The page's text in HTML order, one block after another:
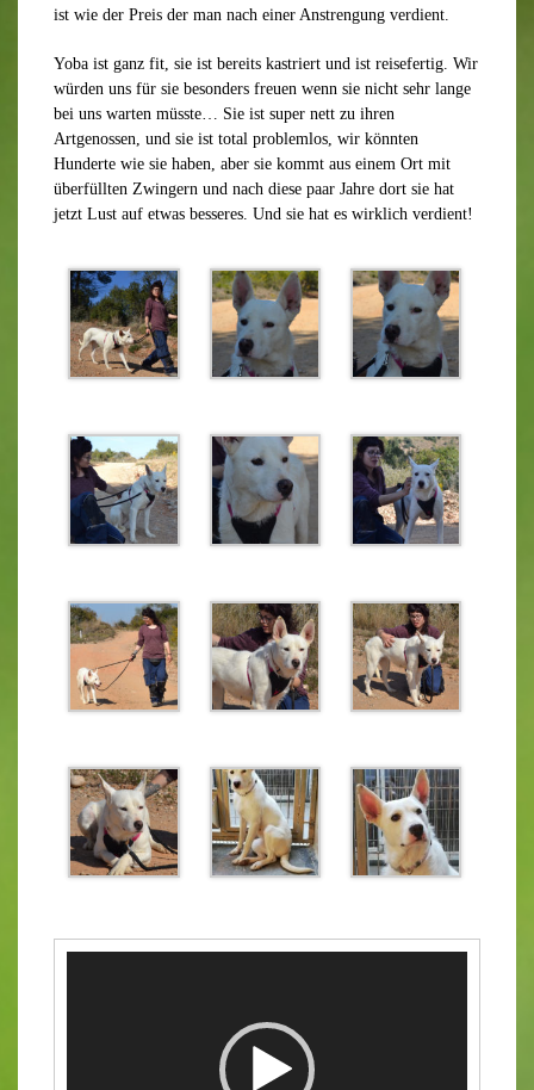
ist wie der Preis der man nach einer Anstrengung verdient.
Yoba ist ganz fit, sie ist bereits kastriert und ist reisefertig. Wir
würden uns für sie besonders freuen wenn sie nicht sehr lange
bei uns warten müsste… Sie ist super nett zu ihren
Artgenossen, und sie ist total problemlos, wir könnten
Hunderte wie sie haben, aber sie kommt aus einem Ort mit
überfüllten Zwingern und nach diese paar Jahre dort sie hat
jetzt Lust auf etwas besseres. Und sie hat es wirklich verdient!